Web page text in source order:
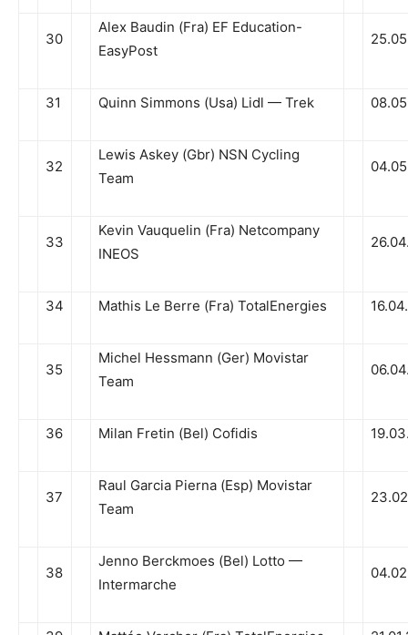
30
Alex Baudin (Fra) EF Education-
EasyPost
31 Quinn Simmons (Usa) Lidl — Trek
32
Lewis Askey (Gbr) NSN Cycling
Team
33
Kevin Vauquelin (Fra) Netcompany
INEOS
34 Mathis Le Berre (Fra) TotalEnergies
35
Michel Hessmann (Ger) Movistar
Team
36 Milan Fretin (Bel) Cofidis
37
Raul Garcia Pierna (Esp) Movistar
Team
38
Jenno Berckmoes (Bel) Lotto —
Intermarche